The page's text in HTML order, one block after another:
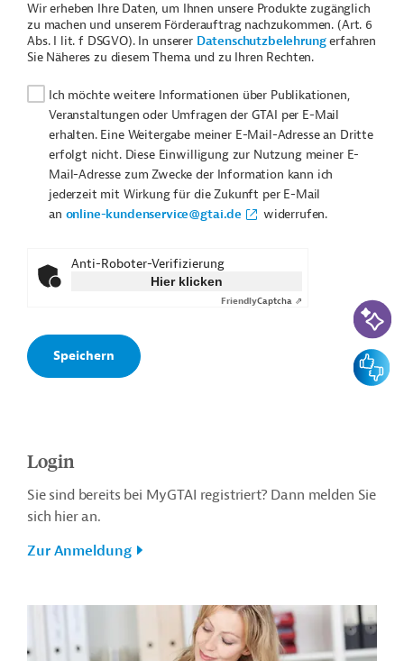
Wir erheben Ihre Daten, um Ihnen unsere Produkte zugänglich
zu machen und unserem Förderauftrag nachzukommen. (Art. 6
Abs. I lit. f DSGVO). In unserer Datenschutzbelehrungerfahren
Sie Näheres zu diesem Thema und zu Ihren Rechten.
Ich möchte weitere Informationen über Publikationen,
Veranstaltungen oder Umfragen der GTAI per E-Mail
erhalten. Eine Weitergabe meiner E-Mail-Adresse an Dritte
erfolgt nicht. Diese Einwilligung zur Nutzung meiner E-
Mail-Adresse zum Zwecke der Information kann ich
jederzeit mit Wirkung für die Zukunft per E-Mail
an online-kundenservice@gtai.de widerrufen.
Anti-Roboter-Verifizierung
Hier klicken
FriendlyCaptcha ⇗
Login
Sie sind bereits bei MyGTAI registriert? Dann melden Sie
sich hier an.
Zur Anmeldung
KI-